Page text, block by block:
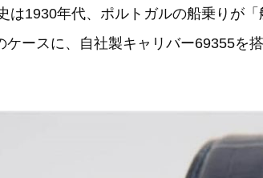
は1930年代、ポルトガルの船乗りが
ケースに、自社製キャリバー69355を